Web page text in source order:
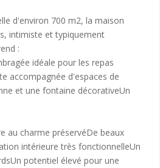
d'environ 700 m2, la maison
intimiste et typiquement
:
idéale pour les repas
accompagnée d'espaces de
et une fontaine décorativeUn
au charme préservéDe beaux
intérieure très fonctionnelleUn
potentiel élevé pour une